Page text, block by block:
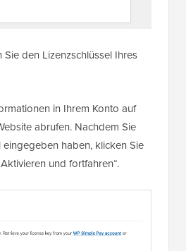
den Lizenzschlüssel Ihres
in Ihrem Konto auf
abrufen. Nachdem Sie
eingegeben haben, klicken Sie
und fortfahren“.